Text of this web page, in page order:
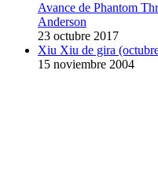
Avance de Phantom
Anderson
23 octubre 2017
Xiu Xiu de gira
15 noviembre 2004